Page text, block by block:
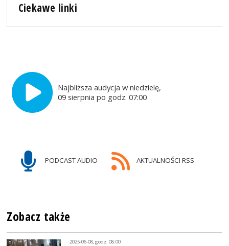
Ciekawe linki
Najbliższa audycja w niedzielę,
09 sierpnia po godz. 07:00
PODCAST AUDIO AKTUALNOŚCI RSS
Zobacz także
2025-06-08, godz. 08:00